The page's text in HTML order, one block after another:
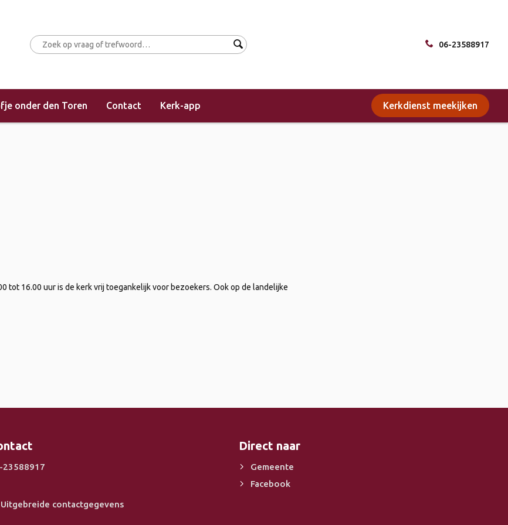
06-23588917
onder den Toren Contact Kerk-app Kerkdienst meekijken
tot 16.00 uur is de kerk vrij toegankelijk voor bezoekers. Ook op de landelijke
23588917
Uitgebreide contactgegevens
Direct naar
Gemeente
Facebook